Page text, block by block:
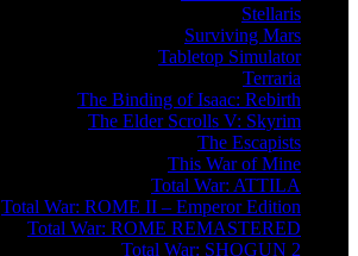
Stellaris
Surviving Mars
Tabletop Simulator
Terraria
The Binding of Isaac: Rebirth
The Elder Scrolls V: Skyrim
The Escapists
This War of Mine
Total War: ATTILA
Total War: ROME II – Emperor Edition
Total War: ROME REMASTERED
Total War: SHOGUN 2